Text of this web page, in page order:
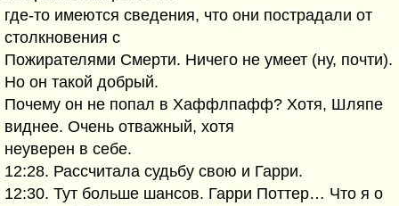
где-то имеются сведения, что они пострадали от
столкновения с
Пожирателями Смерти. Ничего не умеет (ну, почти).
Но он такой добрый.
Почему он не попал в Хаффлпафф? Хотя, Шляпе
виднее. Очень отважный, хотя
неуверен в себе.
12:28. Рассчитала судьбу свою и Гарри.
12:30. Тут больше шансов. Гарри Поттер… Что я о